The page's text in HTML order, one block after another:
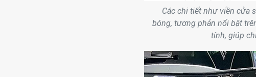
Các chi tiết như viền cửa
bóng, tương phản nổi bật
tính, giúp